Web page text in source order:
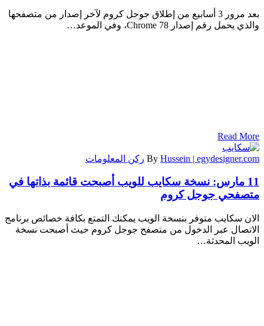
بعد مرور 3 أسابيع من إطلاق جوجل كروم لآخر إصدار من متصفحها
والذي يحمل رقم إصدار Chrome 78، وفي الموعد…
Read More
By Hussein | egydesigner.com ركن المعلومات
11 مارس:
نسخة سكايب للويب أصبحت قائمة بذاتها في
متصفحي جوجل كروم
الان سكايب متوفر بنسخة الويب يمكنك التمتع بكافة خصائص برنامج
الاتصال عبر الدخول من متصفح جوجل كروم حيث أصبحت نسخة
الويب المحدثة…